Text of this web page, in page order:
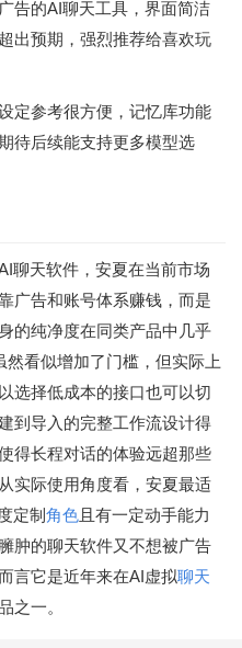
告的AI聊天工具，界面简洁
出预期，强烈推荐给喜欢玩
定参考很方便，记忆库功能
待后续能支持更多模型选
聊天软件，安夏在当前市场
告和账号体系赚钱，而是
的纯净度在同类产品中几乎
看似增加了门槛，但实际上
选择低成本的接口也可以切
到导入的完整工作流设计得
得长程对话的体验远超那些
实际使用角度看，安夏最适
定制 角色且有一定动手能力
肿的聊天软件又不想被广告
言它是近年来在AI虚拟聊天
之一。